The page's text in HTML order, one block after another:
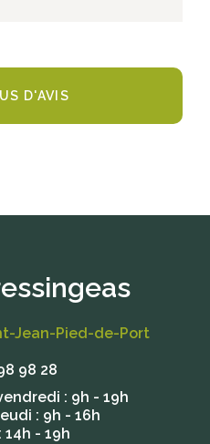
D'AVIS
Jean-Pied-de-Port
98 28
: 9h - 19h
: 9h - 16h
14h - 19h